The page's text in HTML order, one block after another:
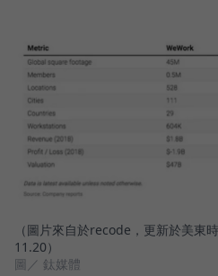
（圖片來自於recode，更新於美東
11.20）
圖／ 鈦媒體